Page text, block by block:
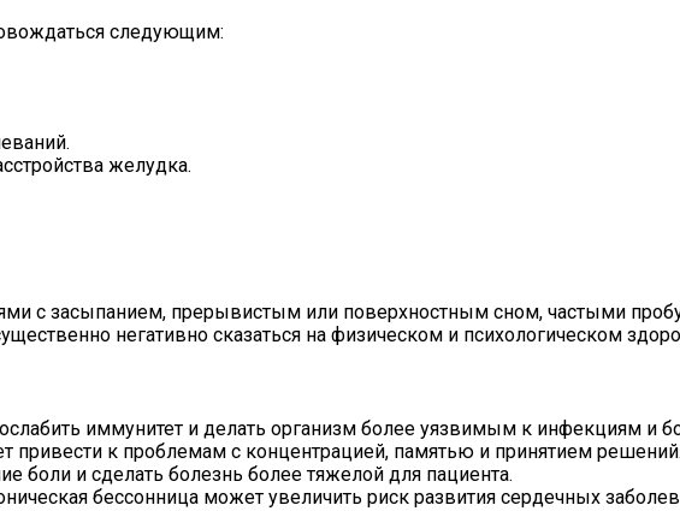
следующим:
желудка.
с засыпанием, прерывистым или поверхностным сном, частыми
негативно сказаться на физическом и психологическом
иммунитет и делать организм более уязвимым к инфекциям и
привести к проблемам с концентрацией, памятью и принятием решений.
боли и сделать болезнь более тяжелой для пациента.
бессонница может увеличить риск развития сердечных